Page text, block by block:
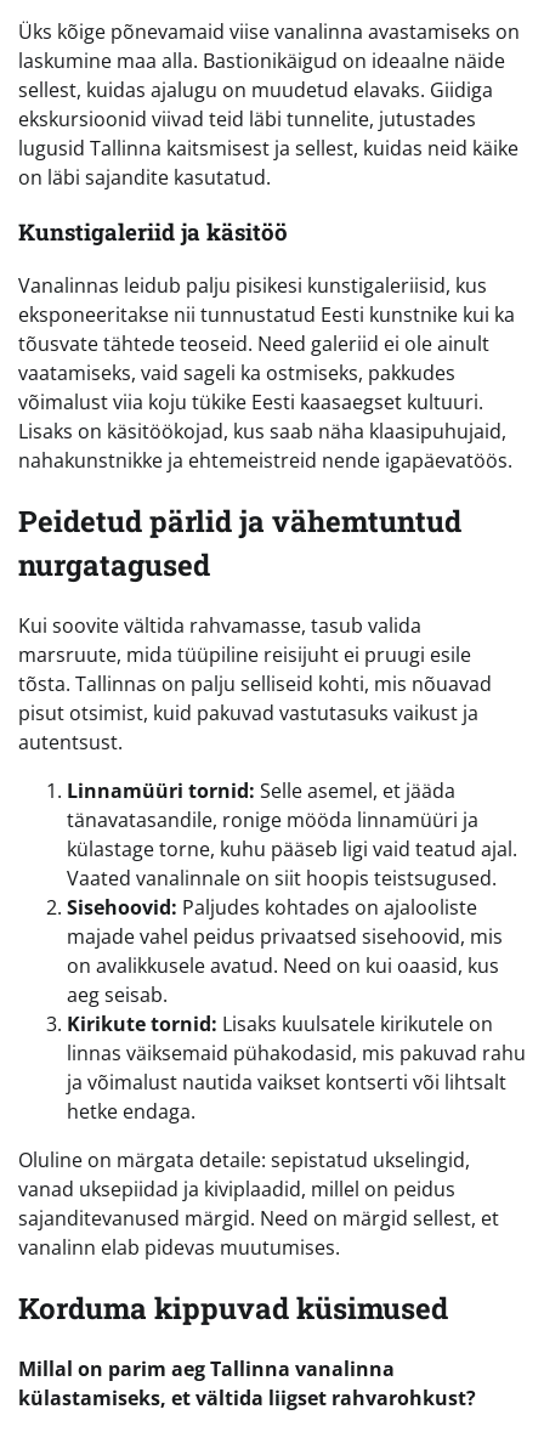
Üks kõige põnevamaid viise vanalinna avastamiseks on
laskumine maa alla. Bastionikäigud on ideaalne näide
sellest, kuidas ajalugu on muudetud elavaks. Giidiga
ekskursioonid viivad teid läbi tunnelite, jutustades
lugusid Tallinna kaitsmisest ja sellest, kuidas neid käike
on läbi sajandite kasutatud.
Kunstigaleriid ja käsitöö
Vanalinnas leidub palju pisikesi kunstigaleriisid, kus
eksponeeritakse nii tunnustatud Eesti kunstnike kui ka
tõusvate tähtede teoseid. Need galeriid ei ole ainult
vaatamiseks, vaid sageli ka ostmiseks, pakkudes
võimalust viia koju tükike Eesti kaasaegset kultuuri.
Lisaks on käsitöökojad, kus saab näha klaasipuhujaid,
nahakunstnikke ja ehtemeistreid nende igapäevatöös.
Peidetud pärlid ja vähemtuntud
nurgatagused
Kui soovite vältida rahvamasse, tasub valida
marsruute, mida tüüpiline reisijuht ei pruugi esile
tõsta. Tallinnas on palju selliseid kohti, mis nõuavad
pisut otsimist, kuid pakuvad vastutasuks vaikust ja
autentsust.
Linnamüüri tornid: Selle asemel, et jääda
tänavatasandile, ronige mööda linnamüüri ja
külastage torne, kuhu pääseb ligi vaid teatud ajal.
Vaated vanalinnale on siit hoopis teistsugused.
Sisehoovid: Paljudes kohtades on ajalooliste
majade vahel peidus privaatsed sisehoovid, mis
on avalikkusele avatud. Need on kui oaasid, kus
aeg seisab.
Kirikute tornid: Lisaks kuulsatele kirikutele on
linnas väiksemaid pühakodasid, mis pakuvad rahu
ja võimalust nautida vaikset kontserti või lihtsalt
hetke endaga.
Oluline on märgata detaile: sepistatud ukselingid,
vanad uksepiidad ja kiviplaadid, millel on peidus
sajanditevanused märgid. Need on märgid sellest, et
vanalinn elab pidevas muutumises.
Korduma kippuvad küsimused
Millal on parim aeg Tallinna vanalinna
külastamiseks, et vältida liigset rahvarohkust?